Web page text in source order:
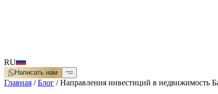
RU
Написать нам
Главная /Блог /Направления инвестиций в недвижимость